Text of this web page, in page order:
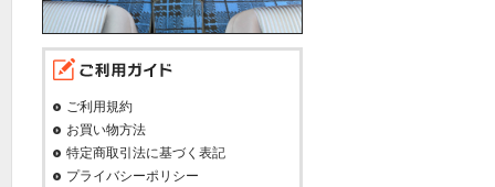
ご利用規約
お買い物方法
特定商取引法に基づく表記
プライバシーポリシー